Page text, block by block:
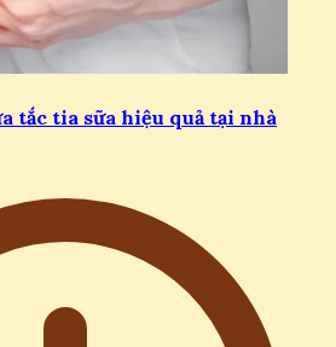
tắc tia sữa hiệu quả tại nhà